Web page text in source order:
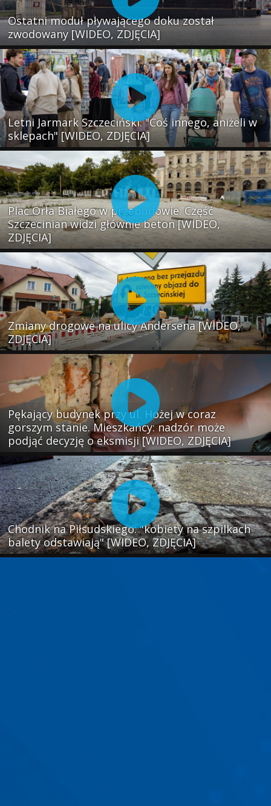
Ostatni moduł pływającego doku został
zwodowany [WIDEO, ZDJĘCIA]
Letni Jarmark Szczeciński. "Coś innego, aniżeli w
sklepach" [WIDEO, ZDJĘCIA]
Plac Orła Białego w przebudowie. Część
Szczecinian widzi głównie beton [WIDEO,
ZDJĘCIA]
Zmiany drogowe na ulicy Andersena [WIDEO,
ZDJĘCIA]
Pękający budynek przy ul. Hożej w coraz
gorszym stanie. Mieszkańcy: nadzór może
podjąć decyzję o eksmisji [WIDEO, ZDJĘCIA]
Chodnik na Piłsudskiego: "kobiety na szpilkach
balety odstawiają" [WIDEO, ZDJĘCIA]